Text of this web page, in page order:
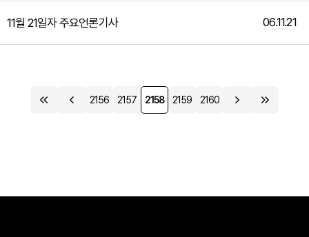
11월 21일자 주요언론기사 06.11.21
2156 2157 2158 2159 2160